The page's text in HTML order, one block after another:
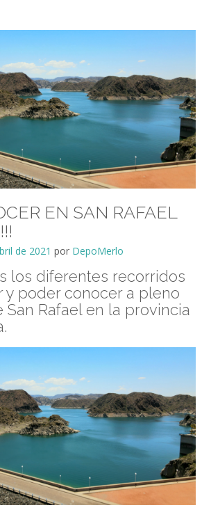
EN SAN RAFAEL
de 2021 por DepoMerlo
los diferentes recorridos
y poder conocer a pleno
San Rafael en la provincia